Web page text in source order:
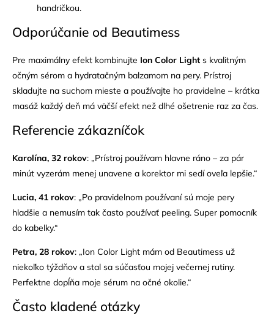
handričkou.
Odporúčanie od Beautimess
Pre maximálny efekt kombinujte Ion Color Light s kvalitným
očným sérom a hydratačným balzamom na pery. Prístroj
skladujte na suchom mieste a používajte ho pravidelne – krátka
masáž každý deň má väčší efekt než dlhé ošetrenie raz za čas.
Referencie zákazníčok
Karolína, 32 rokov: „Prístroj používam hlavne ráno – za pár
minút vyzerám menej unavene a korektor mi sedí oveľa lepšie.“
Lucia, 41 rokov: „Po pravidelnom používaní sú moje pery
hladšie a nemusím tak často používať peeling. Super pomocník
do kabelky.“
Petra, 28 rokov: „Ion Color Light mám od Beautimess už
niekoľko týždňov a stal sa súčasťou mojej večernej rutiny.
Perfektne dopĺňa moje sérum na očné okolie.“
Často kladené otázky